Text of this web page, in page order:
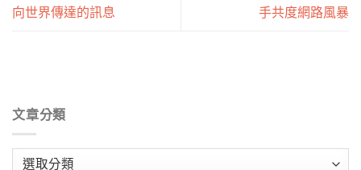
向世界傳達的訊息
手共度網路風暴
文章分類